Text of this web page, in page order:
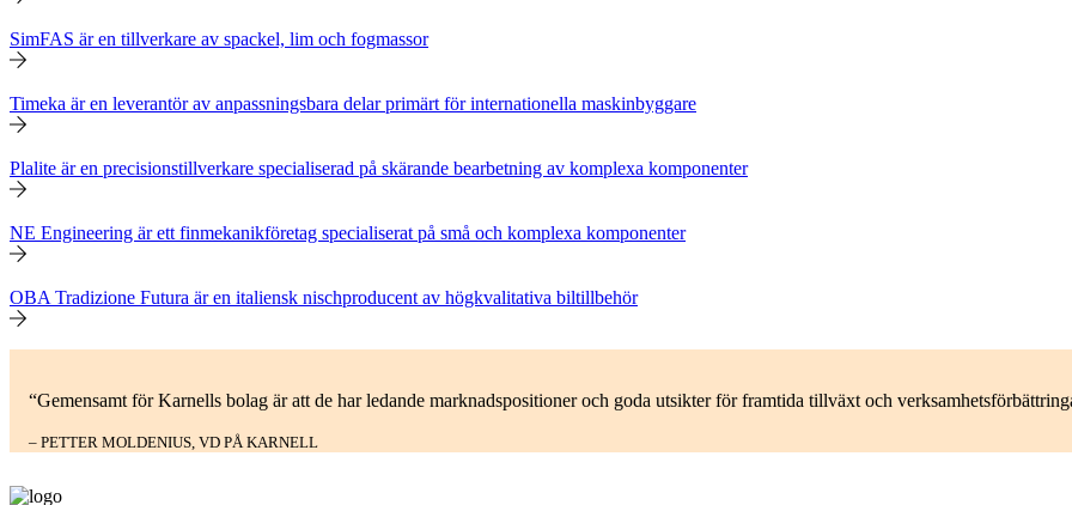
SimFAS är en tillverkare av spackel, lim och fogmassor
Timeka är en leverantör av anpassningsbara delar primärt för internationella maskinbyggare
Plalite är en precisionstillverkare specialiserad på skärande bearbetning av komplexa komponenter
NE Engineering är ett finmekanikföretag specialiserat på små och komplexa komponenter
OBA Tradizione Futura är en italiensk nischproducent av högkvalitativa biltillbehör
“Gemensamt för Karnells bolag är att de har ledande marknadspositioner och goda utsikter för framtida tillväxt och
– PETTER MOLDENIUS, VD PÅ KARNELL